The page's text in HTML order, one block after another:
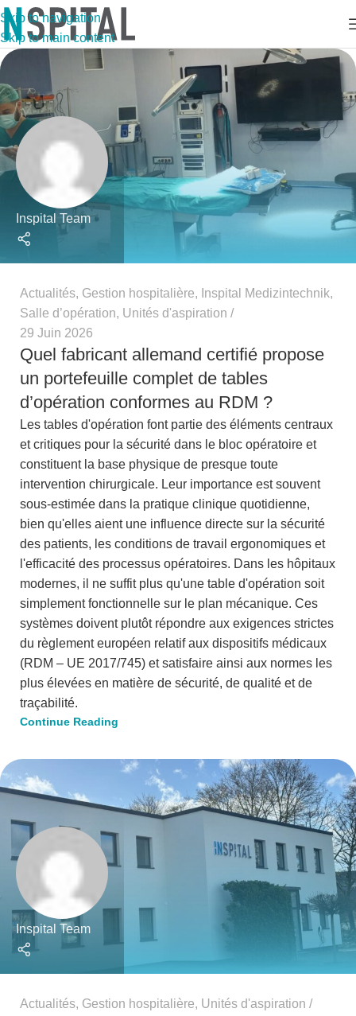
Skip to navigation
Skip to main content
Inspital Team
Actualités, Gestion hospitalière, Inspital Medizintechnik,
Salle d’opération, Unités d'aspiration
29 Juin 2026
Quel fabricant allemand certifié propose
un portefeuille complet de tables
d’opération conformes au RDM ?
Les tables d'opération font partie des éléments centraux
et critiques pour la sécurité dans le bloc opératoire et
constituent la base physique de presque toute
intervention chirurgicale. Leur importance est souvent
sous-estimée dans la pratique clinique quotidienne,
bien qu'elles aient une influence directe sur la sécurité
des patients, les conditions de travail ergonomiques et
l'efficacité des processus opératoires. Dans les hôpitaux
modernes, il ne suffit plus qu'une table d'opération soit
simplement fonctionnelle sur le plan mécanique. Ces
systèmes doivent plutôt répondre aux exigences strictes
du règlement européen relatif aux dispositifs médicaux
(RDM – UE 2017/745) et satisfaire ainsi aux normes les
plus élevées en matière de sécurité, de qualité et de
traçabilité.
Continue Reading
Inspital Team
Actualités, Gestion hospitalière, Unités d'aspiration